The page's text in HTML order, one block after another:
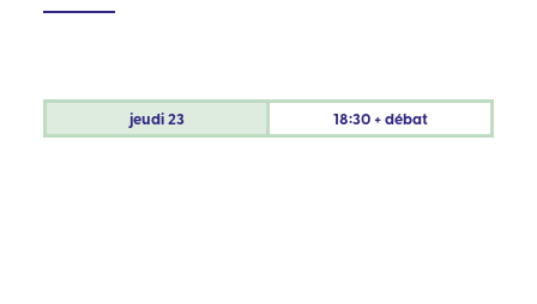
jeudi23 18:30 + débat